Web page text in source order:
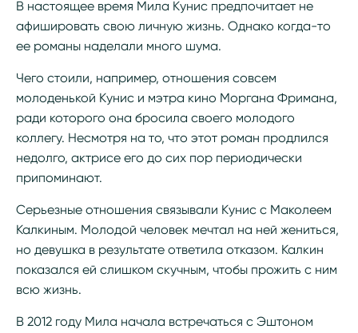
В настоящее время Мила Кунис предпочитает не
афишировать свою личную жизнь. Однако когда-то
ее романы наделали много шума.
Чего стоили, например, отношения совсем
молоденькой Кунис и мэтра кино Моргана Фримана,
ради которого она бросила своего молодого
коллегу. Несмотря на то, что этот роман продлился
недолго, актрисе его до сих пор периодически
припоминают.
Серьезные отношения связывали Кунис с Маколеем
Калкиным. Молодой человек мечтал на ней жениться,
но девушка в результате ответила отказом. Калкин
показался ей слишком скучным, чтобы прожить с ним
всю жизнь.
В 2012 году Мила начала встречаться с Эштоном